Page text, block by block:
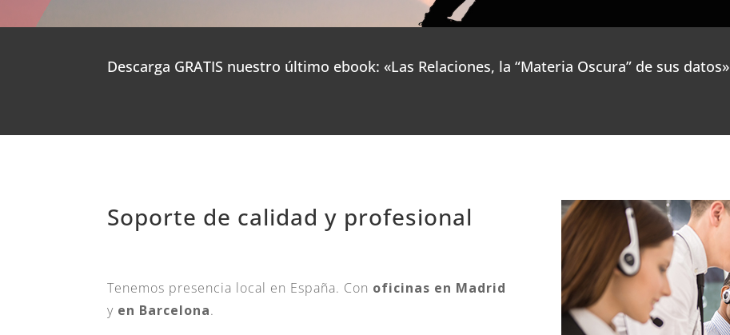
Descarga GRATIS nuestro último ebook: «Las Relaciones, la “Materia Oscura” de sus datos»
Soporte de calidad y profesional
Tenemos presencia local en España. Con oficinas en Madrid
y en Barcelona.